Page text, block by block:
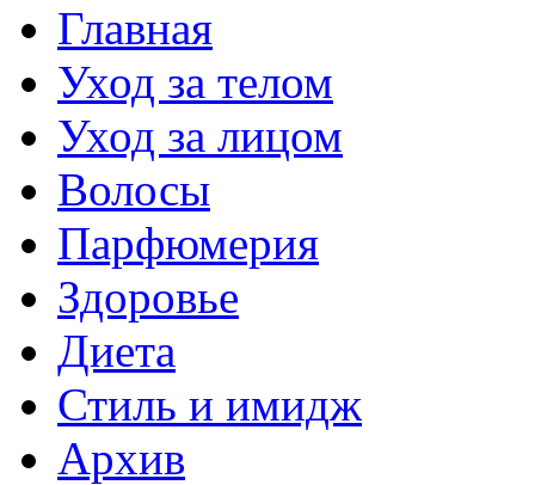
Главная
Уход за телом
Уход за лицом
Волосы
Парфюмерия
Здоровье
Диета
Стиль и имидж
Архив